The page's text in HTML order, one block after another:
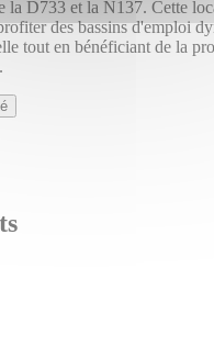
la D733 et la N137. Cette
des bassins d'emploi
tout en bénéficiant de la